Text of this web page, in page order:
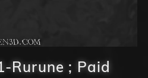
Rurune ; Paid